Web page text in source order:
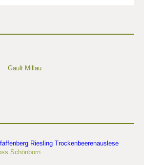
Gault Millau
Riesling Trockenbeerenauslese
Schönborn